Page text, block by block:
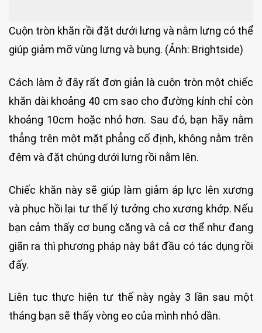
Cuộn tròn khăn rồi đặt dưới lưng và nằm lưng có thể
giúp giảm mỡ vùng lưng và bụng. (Ảnh: Brightside)
Cách làm ở đây rất đơn giản là cuộn tròn một chiếc
khăn dài khoảng 40 cm sao cho đường kính chỉ còn
khoảng 10cm hoặc nhỏ hơn. Sau đó, bạn hãy nằm
thẳng trên một mặt phẳng cố định, không nằm trên
đệm và đặt chúng dưới lưng rồi nằm lên.
Chiếc khăn này sẽ giúp làm giảm áp lực lên xương
và phục hồi lại tư thế lý tưởng cho xương khớp. Nếu
bạn cảm thấy cơ bụng căng và cả cơ thể như đang
giãn ra thì phương pháp này bắt đầu có tác dụng rồi
đấy.
Liên tục thực hiện tư thế này ngày 3 lần sau một
tháng bạn sẽ thấy vòng eo của mình nhỏ dần.